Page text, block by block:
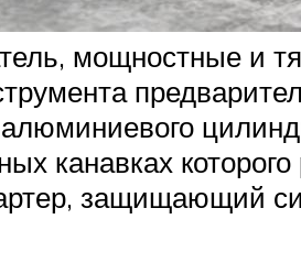
мощностные и
канавках
защищающий